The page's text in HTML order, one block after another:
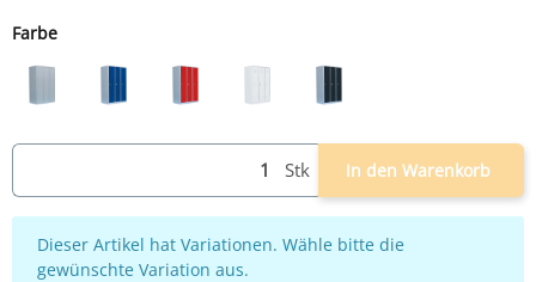
Farbe
Stk In den Warenkorb
x
Dieser Artikel hat Variationen. Wähle bitte die
gewünschte Variation aus.